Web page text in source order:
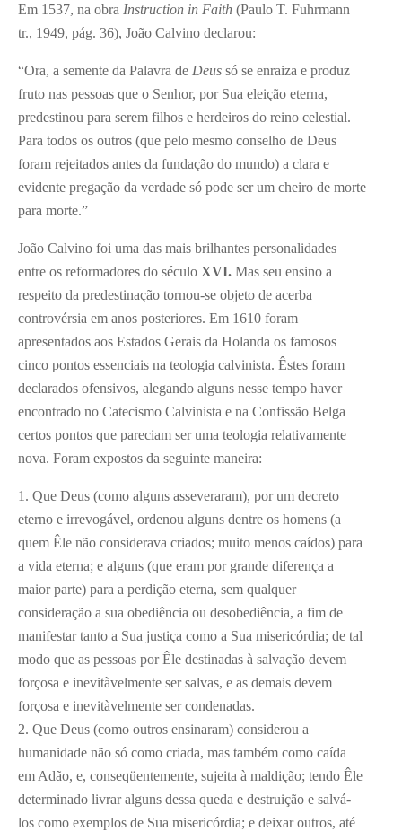
Em 1537, na obra Instruction in Faith (Paulo T. Fuhrmann
tr., 1949, pág. 36), João Calvino declarou:
“Ora, a semente da Palavra de Deus só se enraiza e produz
fruto nas pessoas que o Senhor, por Sua eleição eterna,
predestinou para serem filhos e herdeiros do reino celestial.
Para todos os outros (que pelo mesmo conselho de Deus
foram rejeitados antes da fundação do mundo) a clara e
evidente pregação da verdade só pode ser um cheiro de morte
para morte.”
João Calvino foi uma das mais brilhantes personalidades
entre os reformadores do século XVI. Mas seu ensino a
respeito da predestinação tornou-se objeto de acerba
controvérsia em anos posteriores. Em 1610 foram
apresentados aos Estados Gerais da Holanda os famosos
cinco pontos essenciais na teologia calvinista. Êstes foram
declarados ofensivos, alegando alguns nesse tempo haver
encontrado no Catecismo Calvinista e na Confissão Belga
certos pontos que pareciam ser uma teologia relativamente
nova. Foram expostos da seguinte maneira:
1. Que Deus (como alguns asseveraram), por um decreto
eterno e irrevogável, ordenou alguns dentre os homens (a
quem Êle não considerava criados; muito menos caídos) para
a vida eterna; e alguns (que eram por grande diferença a
maior parte) para a perdição eterna, sem qualquer
consideração a sua obediência ou desobediência, a fim de
manifestar tanto a Sua justiça como a Sua misericórdia; de tal
modo que as pessoas por Êle destinadas à salvação devem
forçosa e inevitàvelmente ser salvas, e as demais devem
forçosa e inevitàvelmente ser condenadas.
2. Que Deus (como outros ensinaram) considerou a
humanidade não só como criada, mas também como caída
em Adão, e, conseqüentemente, sujeita à maldição; tendo Êle
determinado livrar alguns dessa queda e destruição e salvá-
los como exemplos de Sua misericórdia; e deixar outros, até